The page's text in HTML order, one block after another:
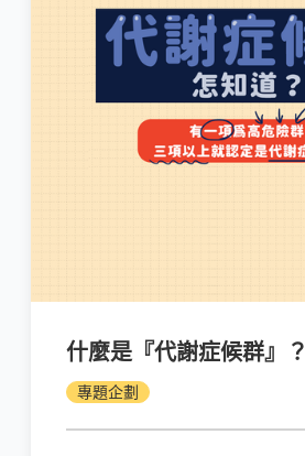
什麼是『代謝症候群』？
專題企劃